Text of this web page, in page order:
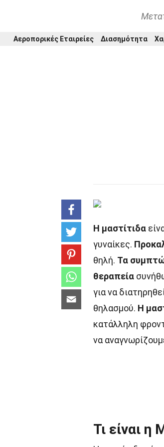
Αεροπορικές Εταιρείες Διασημότητα
Η μαστίτιδα
γυναίκες.
θηλή. Τα
θεραπεία
για να
θηλασμού. Η
κατάλληλη
να
Τι είναι η